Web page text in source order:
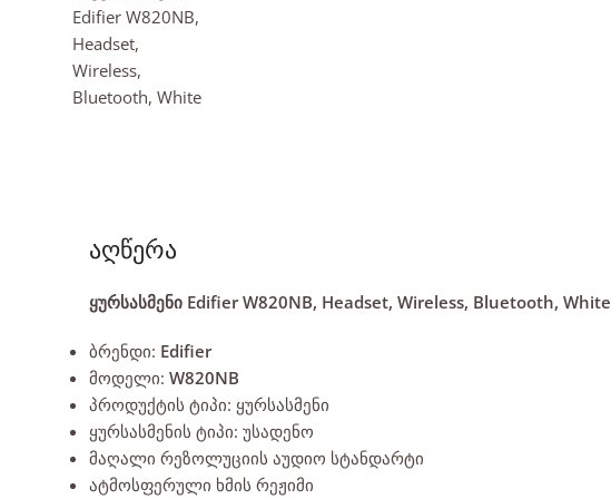
აღწერა
ყურსასმენი Edifier W820NB, Headset, Wireless, Bluetooth, White
ბრენდი: Edifier
მოდელი: W820NB
პროდუქტის ტიპი: ყურსასმენი
ყურსასმენის ტიპი: უსადენო
მაღალი რეზოლუციის აუდიო სტანდარტი
ატმოსფერული ხმის რეჟიმი